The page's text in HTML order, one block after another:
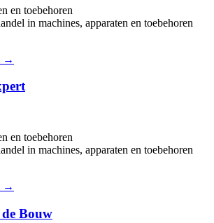
en toebehoren
in machines, apparaten en toebehoren
→
en toebehoren
in machines, apparaten en toebehoren
→
Bouw